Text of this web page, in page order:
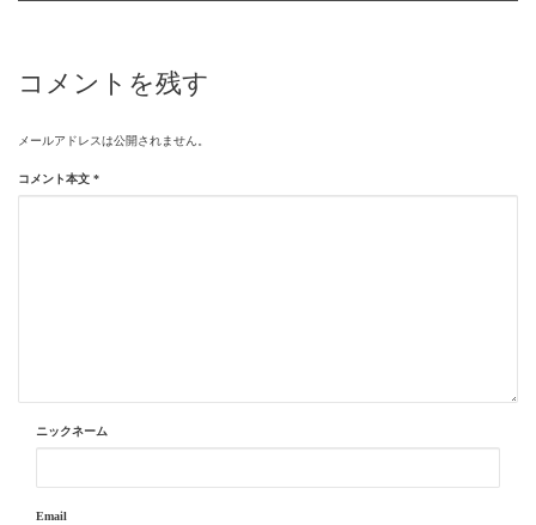
コメントを残す
メールアドレスは公開されません。
コメント本文 *
ニックネーム
Email